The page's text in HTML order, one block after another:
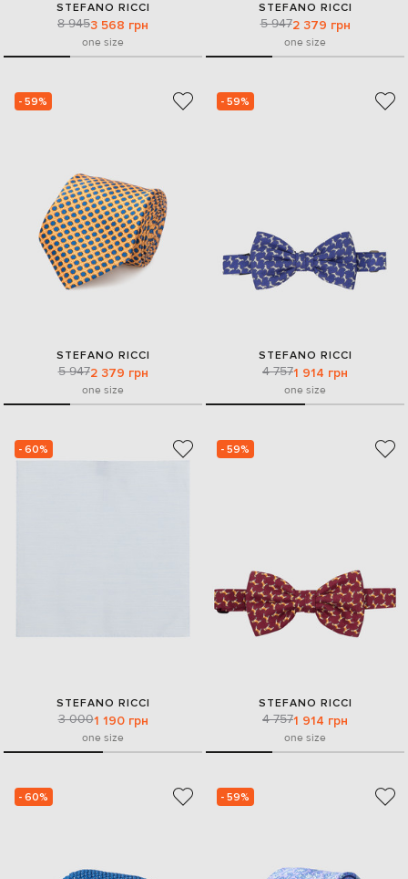
STEFANO RICCI
8 9453 568 грн
one size
STEFANO RICCI
5 9472 379 грн
one size
- 59%
STEFANO RICCI
5 9472 379 грн
one size
- 59%
STEFANO RICCI
4 7571 914 грн
one size
- 60%
STEFANO RICCI
3 0001 190 грн
one size
- 59%
STEFANO RICCI
4 7571 914 грн
one size
- 60% - 59%